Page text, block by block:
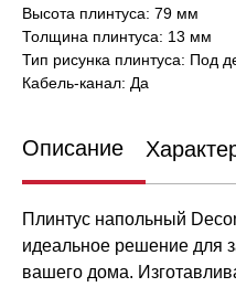
Высота плинтуса: 79 мм
Толщина плинтуса: 13 мм
Тип рисунка плинтуса: Под
Кабель-канал: Да
Описание
Плинтус напольный
идеальное решение для
вашего дома.